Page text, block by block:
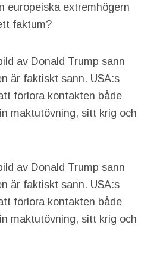
europeiska extremhögern
faktum?
av Donald Trump sann
är faktiskt sann. USA:s
förlora kontakten både
maktutövning, sitt krig och
av Donald Trump sann
är faktiskt sann. USA:s
förlora kontakten både
maktutövning, sitt krig och